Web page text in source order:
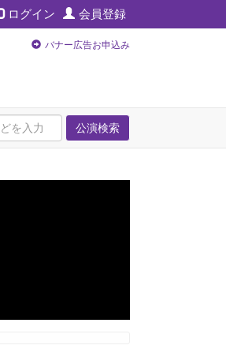
ログイン 会員登録
バナー広告お申込み
公演検索